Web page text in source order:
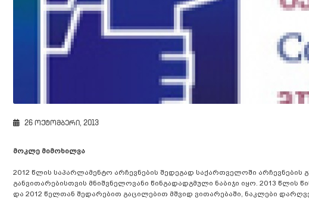
26 ოქტომბერი, 2013
მოკლე მიმოხილვა
2012 წლის საპარლამენტო არჩევნების შედეგად საქართველოში
განვითარებისთვის მნიშვნელოვანი წინგადადგმული ნაბიჯი იყო. 2013
და 2012 წელთან შედარებით გაცილებით მშვიდ ვითარებაში, ნაკლები